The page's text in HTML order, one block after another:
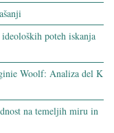
poteh iskanja
Woolf: Analiza del K
na temeljih miru in